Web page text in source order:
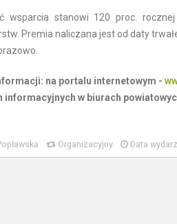
wsparcia stanowi 120 proc.
Premia naliczana jest od daty
na portalu internetowym -
informacyjnych w biurach
Organizacyjny Data